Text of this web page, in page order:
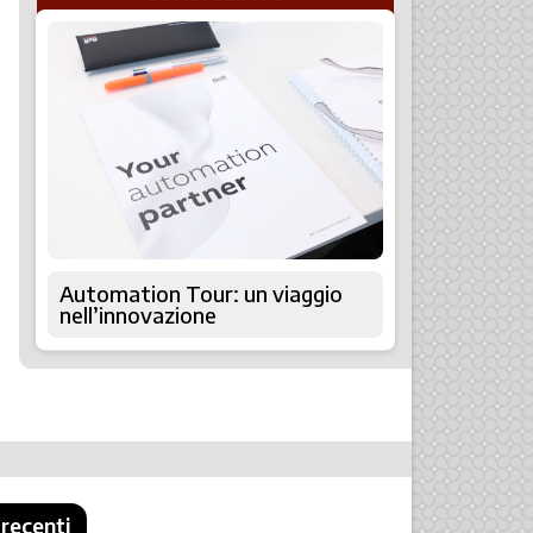
Automation Tour: un viaggio
nell’innovazione